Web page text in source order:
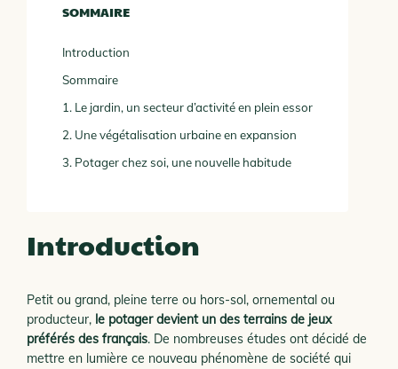
SOMMAIRE
Introduction
Sommaire
1. Le jardin, un secteur d’activité en plein essor
2. Une végétalisation urbaine en expansion
3. Potager chez soi, une nouvelle habitude
Introduction
Petit ou grand, pleine terre ou hors-sol, ornemental ou
producteur, le potager devient un des terrains de jeux
préférés des français. De nombreuses études ont décidé de
mettre en lumière ce nouveau phénomène de société qui